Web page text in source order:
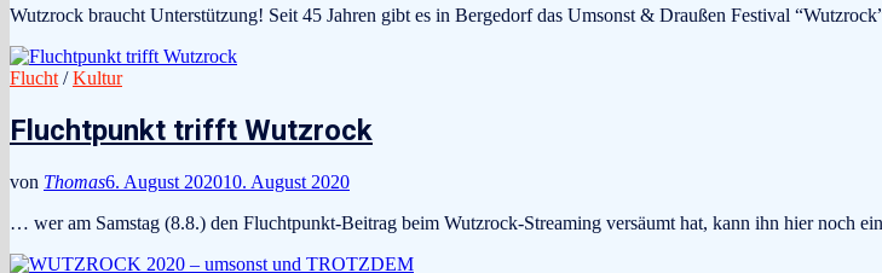
Wutzrock braucht Unterstützung! Seit 45 Jahren gibt es in Bergedorf das Umsonst & Draußen Festival
Flucht /Kultur
Fluchtpunkt trifft Wutzrock
von Thomas6. August 202010. August 2020
… wer am Samstag (8.8.) den Fluchtpunkt-Beitrag beim Wutzrock-Streaming versäumt hat, kann ihn hier noch